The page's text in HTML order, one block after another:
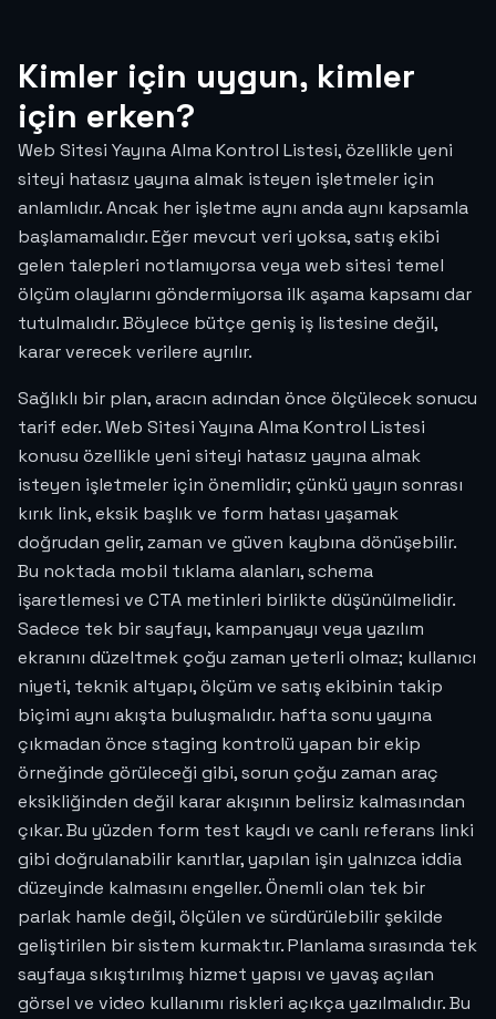
Kimler için uygun, kimler
için erken?
Web Sitesi Yayına Alma Kontrol Listesi, özellikle yeni
siteyi hatasız yayına almak isteyen işletmeler için
anlamlıdır. Ancak her işletme aynı anda aynı kapsamla
başlamamalıdır. Eğer mevcut veri yoksa, satış ekibi
gelen talepleri notlamıyorsa veya web sitesi temel
ölçüm olaylarını göndermiyorsa ilk aşama kapsamı dar
tutulmalıdır. Böylece bütçe geniş iş listesine değil,
karar verecek verilere ayrılır.
Sağlıklı bir plan, aracın adından önce ölçülecek sonucu
tarif eder. Web Sitesi Yayına Alma Kontrol Listesi
konusu özellikle yeni siteyi hatasız yayına almak
isteyen işletmeler için önemlidir; çünkü yayın sonrası
kırık link, eksik başlık ve form hatası yaşamak
doğrudan gelir, zaman ve güven kaybına dönüşebilir.
Bu noktada mobil tıklama alanları, schema
işaretlemesi ve CTA metinleri birlikte düşünülmelidir.
Sadece tek bir sayfayı, kampanyayı veya yazılım
ekranını düzeltmek çoğu zaman yeterli olmaz; kullanıcı
niyeti, teknik altyapı, ölçüm ve satış ekibinin takip
biçimi aynı akışta buluşmalıdır. hafta sonu yayına
çıkmadan önce staging kontrolü yapan bir ekip
örneğinde görüleceği gibi, sorun çoğu zaman araç
eksikliğinden değil karar akışının belirsiz kalmasından
çıkar. Bu yüzden form test kaydı ve canlı referans linki
gibi doğrulanabilir kanıtlar, yapılan işin yalnızca iddia
düzeyinde kalmasını engeller. Önemli olan tek bir
parlak hamle değil, ölçülen ve sürdürülebilir şekilde
geliştirilen bir sistem kurmaktır. Planlama sırasında tek
sayfaya sıkıştırılmış hizmet yapısı ve yavaş açılan
görsel ve video kullanımı riskleri açıkça yazılmalıdır. Bu